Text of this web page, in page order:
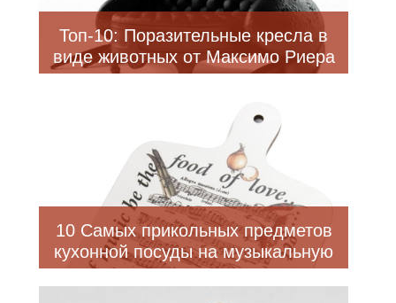
Топ-10: Поразительные кресла в
виде животных от Максимо Риера
10 Самых прикольных предметов
кухонной посуды на музыкальную
тематику